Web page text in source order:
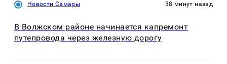
Новости Самары 38 минут назад
В Волжском районе начинается капремонт
путепровода через железную дорогу